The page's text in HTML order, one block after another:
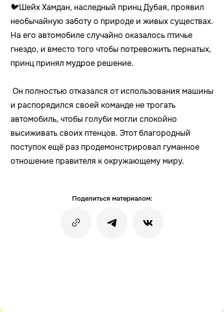
🐦Шейх Хамдан, наследный принц Дубая, проявил
необычайную заботу о природе и живых существах.
На его автомобиле случайно оказалось птичье
гнездо, и вместо того чтобы потревожить пернатых,
принц принял мудрое решение.
Он полностью отказался от использования машины
и распорядился своей команде не трогать
автомобиль, чтобы голуби могли спокойно
высиживать своих птенцов. Этот благородный
поступок ещё раз продемонстрировал гуманное
отношение правителя к окружающему миру.
Поделиться материалом: